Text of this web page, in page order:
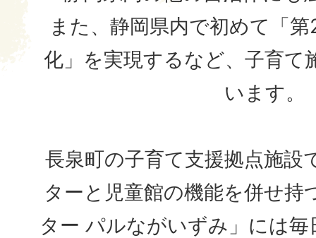
また、静岡県内で初めて「
化」を実現するなど、子育て
います。
長泉町の子育て支援拠点施設
ターと児童館の機能を併せ持
ター パルながいずみ」には